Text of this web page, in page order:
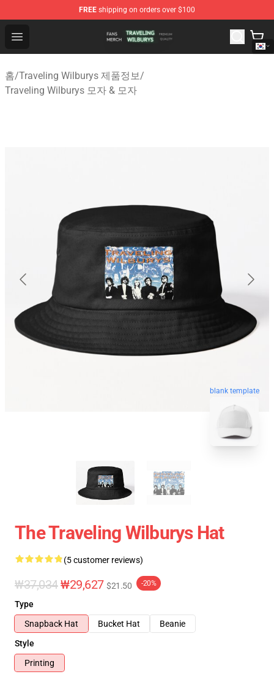
FREE shipping on orders over $100
Open menu
Traveling Wilburys Shop - Official Traveling Wilburys
홈/Traveling Wilburys 제품정보/
Traveling Wilburys 모자 & 모자
blank template
The Traveling Wilburys Hat
(5 customer reviews)
₩37,034₩29,627 $21.50 -20%
Type
Snapback Hat
Bucket Hat
Beanie
Style
Printing